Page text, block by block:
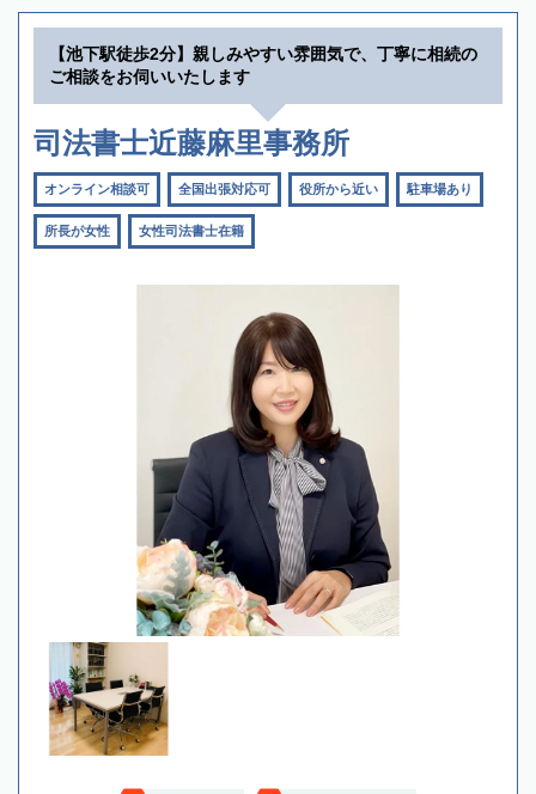
【池下駅徒歩2分】親しみやすい雰囲気で、丁寧に相続の
ご相談をお伺いいたします
司法書士近藤麻里事務所
オンライン相談可 全国出張対応可 役所から近い 駐車場あり
所長が女性 女性司法書士在籍